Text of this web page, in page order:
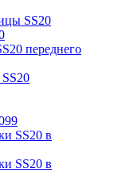
SS20
переднего
SS20 в
SS20 в